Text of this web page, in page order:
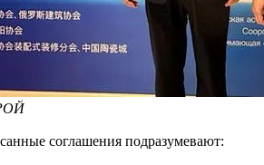
соглашения подразумевают: